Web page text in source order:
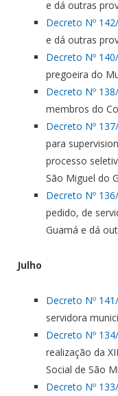
e dá outras
Decreto Nº
e dá outras
Decreto Nº
pregoeira do
Decreto Nº
membros do
Decreto Nº
para
processo
São Miguel do
Decreto Nº
pedido, de
Guamá e dá
Julho
Decreto Nº
servidora
Decreto Nº
realização da
Social de São
Decreto Nº